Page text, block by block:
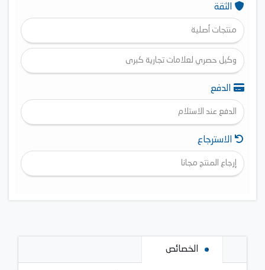
الثقة
منتجات أصلية
وكيل حصري لعلامات تجارية كبرى
الدفع
الدفع عند الاستلام
الاسترجاع
إرجاع المنتج مجانا
الخصائص